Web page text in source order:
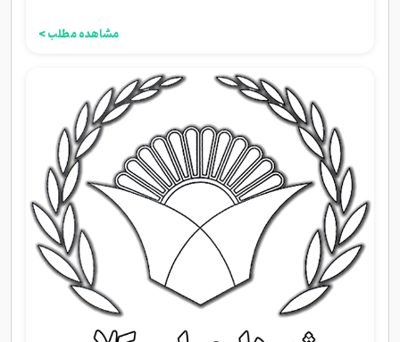
مشاهده مطلب >